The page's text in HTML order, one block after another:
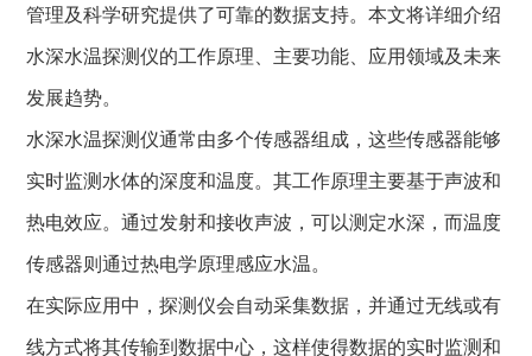
管理及科学研究提供了可靠的数据支持。本文将详细介绍
水深水温探测仪的工作原理、主要功能、应用领域及未来
发展趋势。
水深水温探测仪通常由多个传感器组成，这些传感器能够
实时监测水体的深度和温度。其工作原理主要基于声波和
热电效应。通过发射和接收声波，可以测定水深，而温度
传感器则通过热电学原理感应水温。
在实际应用中，探测仪会自动采集数据，并通过无线或有
线方式将其传输到数据中心，这样使得数据的实时监测和